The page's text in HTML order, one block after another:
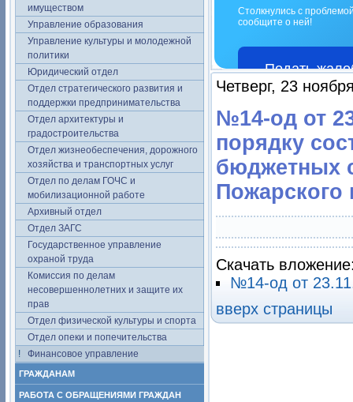
имуществом
Управление образования
Управление культуры и молодежной
политики
Юридический отдел
Отдел стратегического развития и
поддержки предпринимательства
Отдел архитектуры и
градостроительства
Отдел жизнеобеспечения, дорожного
хозяйства и транспортных услуг
Отдел по делам ГОЧС и
мобилизационной работе
Архивный отдел
Отдел ЗАГС
Государственное управление
охраной труда
Комиссия по делам
несовершеннолетних и защите их
прав
Отдел физической культуры и спорта
Отдел опеки и попечительства
Финансовое управление
ГРАЖДАНАМ
РАБОТА С ОБРАЩЕНИЯМИ ГРАЖДАН
Столкнулись с
сообщите о ней!
Подать
Четверг, 23
№14-од от
порядку
бюджетных
Пожарского
Скачать
№14-од от
вверх страницы